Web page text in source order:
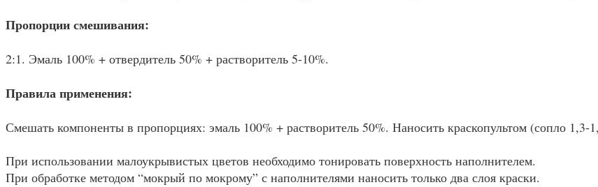
Пропорции смешивания:
2:1. Эмаль 100% + отвердитель 50% + растворитель 5-10%.
Правила применения:
Смешать компоненты в пропорциях: эмаль 100% + растворитель 50%. Наносить краскопультом (сопло
При использовании малоукрывистых цветов необходимо тонировать поверхность наполнителем.
При обработке методом “мокрый по мокрому” с наполнителями наносить только два слоя краски.